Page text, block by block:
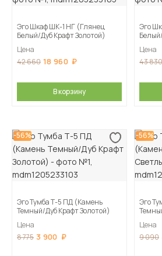
Эго Шкаф ШК-1 НГ (Глянец
Белый/Дуб Крафт Золотой)
Цена
42 660 18 960
В корзину
Эго
Цена
43 830
-56%
Эго Тумба Т-5 ПД (Камень
Темный/Дуб Крафт Золотой)
Цена
8 775 3 900
-56%
Эго
Цена
9 090